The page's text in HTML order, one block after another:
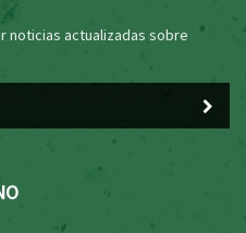
noticias actualizadas sobre